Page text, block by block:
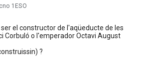
1ESO
el constructor de l'aqüeducte de les
Corbuló o l'emperador Octavi August
?